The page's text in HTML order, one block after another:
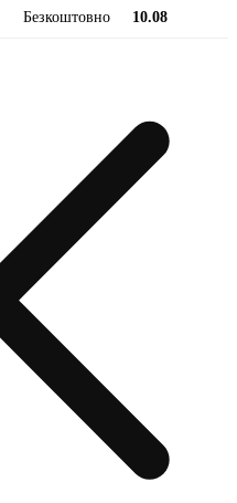
Безкоштовно 10.08